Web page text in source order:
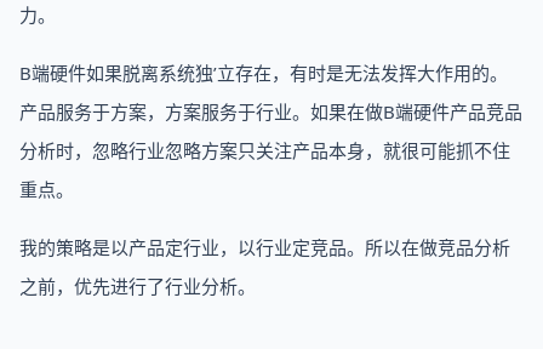
力。
B端硬件如果脱离系统独’立存在，有时是无法发挥大作用的。
产品服务于方案，方案服务于行业。如果在做B端硬件产品竞品
分析时，忽略行业忽略方案只关注产品本身，就很可能抓不住
重点。
我的策略是以产品定行业，以行业定竞品。所以在做竞品分析
之前，优先进行了行业分析。